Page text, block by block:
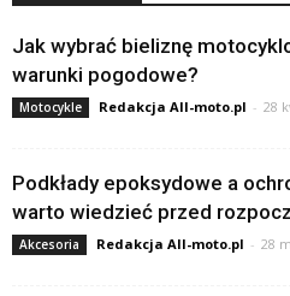
Jak wybrać bieliznę
warunki pogodowe?
Motocykle Redakcja All-moto.pl - 28
Podkłady epoksydowe a
warto wiedzieć przed
Akcesoria Redakcja All-moto.pl - 28